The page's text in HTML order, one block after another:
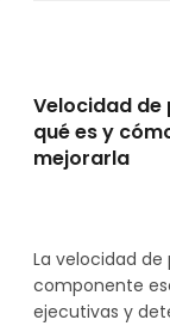
Velocidad
qué es y
mejorarla
La velocidad
componente
ejecutivas y